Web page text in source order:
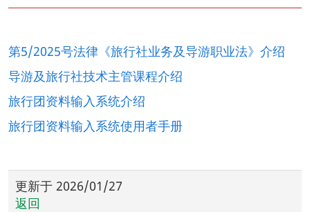
第5/2025号法律《旅行社业务及导游职业法》介绍
导游及旅行社技术主管课程介绍
旅行团资料输入系统介绍
旅行团资料输入系统使用者手册
更新于 2026/01/27
返回